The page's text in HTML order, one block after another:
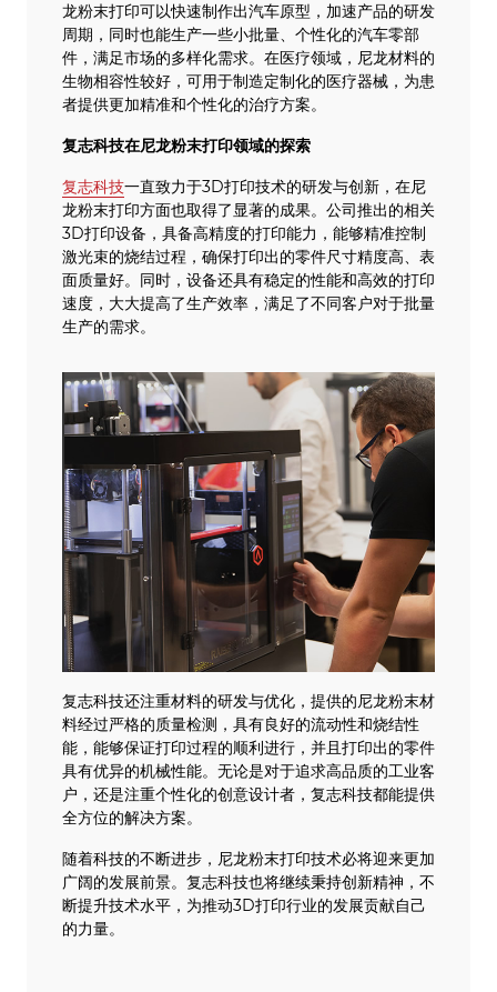
龙粉末打印可以快速制作出汽车原型，加速产品的研发
周期，同时也能生产一些小批量、个性化的汽车零部
件，满足市场的多样化需求。在医疗领域，尼龙材料的
生物相容性较好，可用于制造定制化的医疗器械，为患
者提供更加精准和个性化的治疗方案。
复志科技在尼龙粉末打印领域的探索
复志科技一直致力于3D打印技术的研发与创新，在尼
龙粉末打印方面也取得了显著的成果。公司推出的相关
3D打印设备，具备高精度的打印能力，能够精准控制
激光束的烧结过程，确保打印出的零件尺寸精度高、表
面质量好。同时，设备还具有稳定的性能和高效的打印
速度，大大提高了生产效率，满足了不同客户对于批量
生产的需求。
复志科技还注重材料的研发与优化，提供的尼龙粉末材
料经过严格的质量检测，具有良好的流动性和烧结性
能，能够保证打印过程的顺利进行，并且打印出的零件
具有优异的机械性能。无论是对于追求高品质的工业客
户，还是注重个性化的创意设计者，复志科技都能提供
全方位的解决方案。
随着科技的不断进步，尼龙粉末打印技术必将迎来更加
广阔的发展前景。复志科技也将继续秉持创新精神，不
断提升技术水平，为推动3D打印行业的发展贡献自己
的力量。